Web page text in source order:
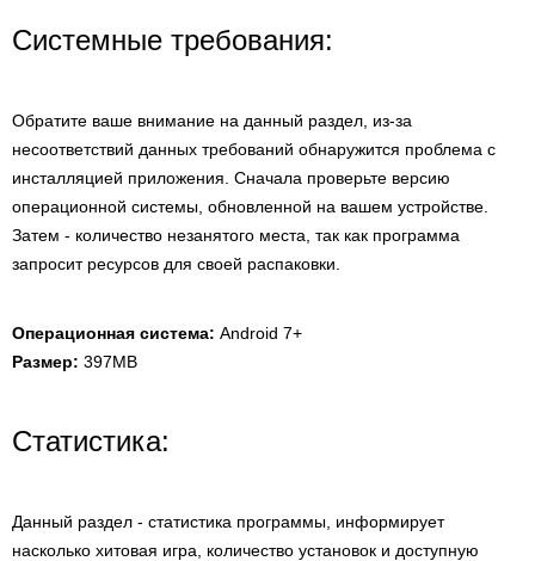
Системные требования:
Обратите ваше внимание на данный раздел, из-за
несоответствий данных требований обнаружится проблема с
инсталляцией приложения. Сначала проверьте версию
операционной системы, обновленной на вашем устройстве.
Затем - количество незанятого места, так как программа
запросит ресурсов для своей распаковки.
Операционная система: Android 7+
Размер: 397MB
Статистика:
Данный раздел - статистика программы, информирует
насколько хитовая игра, количество установок и доступную